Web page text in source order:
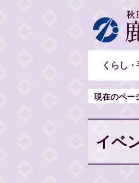
くらし・
現在のペー
イベ